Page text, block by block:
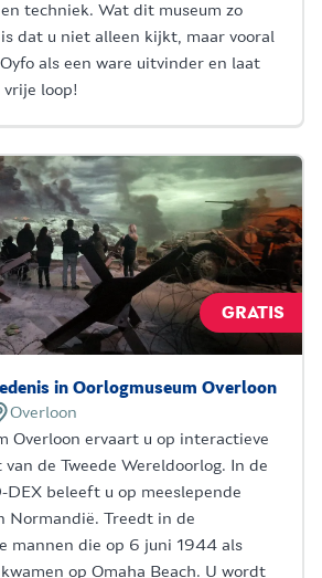
techniek. Wat dit museum zo
dat u niet alleen kijkt, maar vooral
als een ware uitvinder en laat
loop!
GRATIS
in Oorlogmuseum Overloon
Overloon
Overloon ervaart u op interactieve
de Tweede Wereldoorlog. In de
beleeft u op meeslepende
Normandië. Treedt in de
mannen die op 6 juni 1944 als
op Omaha Beach. U wordt